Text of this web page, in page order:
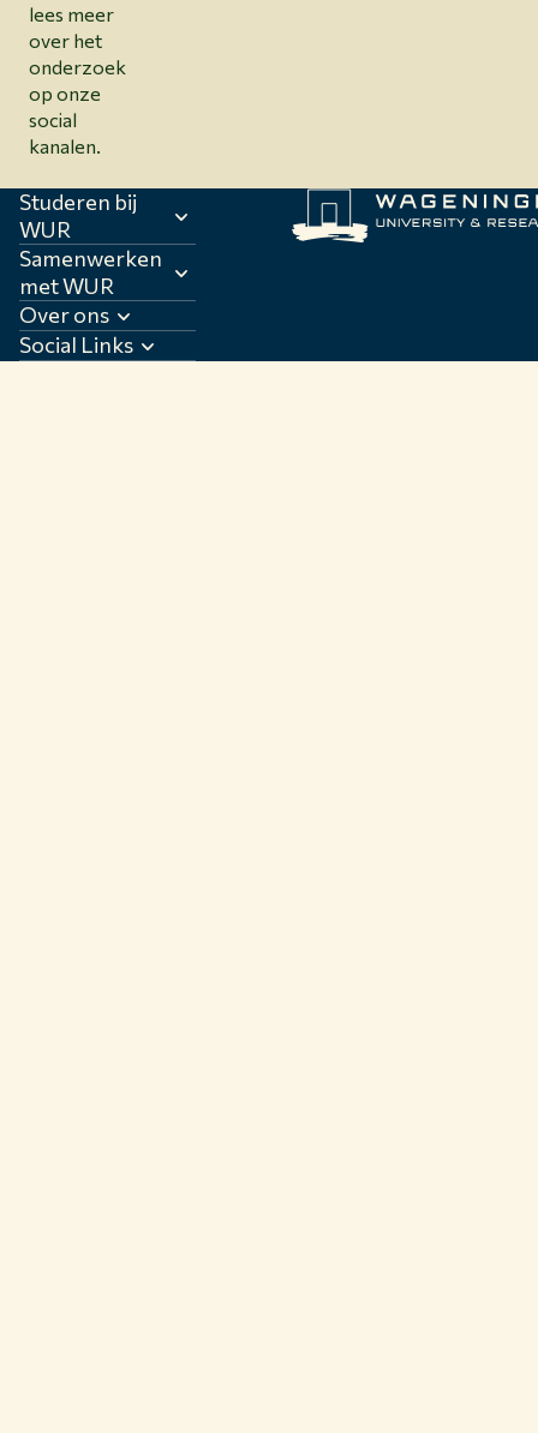
lees meer
over het
onderzoek
op onze
social
kanalen.
Studeren bij
WUR
Samenwerken
met WUR
Over ons
Social Links